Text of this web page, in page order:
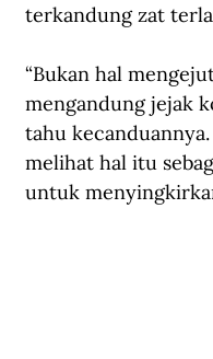
terkandung zat
“Bukan hal
mengandung jejak
tahu
melihat hal itu
untuk